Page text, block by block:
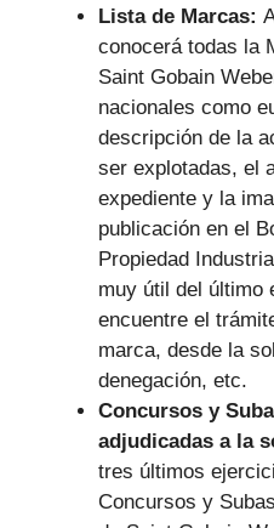
Lista de Marcas:
conocerá todas la
Saint Gobain
nacionales como
descripción de la
ser explotadas, el
expediente y la
publicación en el
Propiedad
muy útil del último
encuentre el
marca, desde la
denegación, etc.
Concursos y
adjudicadas a la
tres últimos
Concursos y